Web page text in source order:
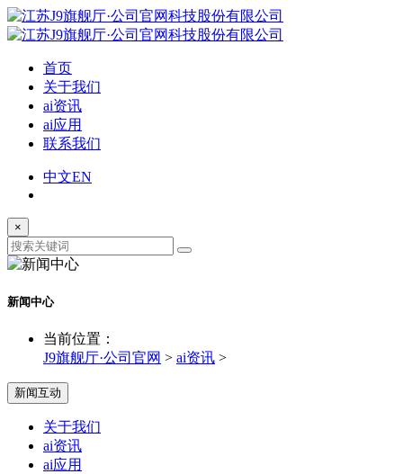
首页
关于我们
ai资讯
ai应用
联系我们
中文EN
×
新闻中心
当前位置：
J9旗舰厅·公司官网 > ai资讯 >
新闻互动
关于我们
ai资讯
ai应用